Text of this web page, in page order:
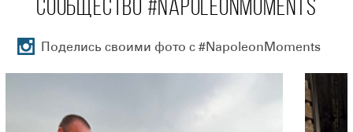
СООБЩЕСТВО #NAPOLEONMOMENTS
Поделись своими фото с #NapoleonMoments